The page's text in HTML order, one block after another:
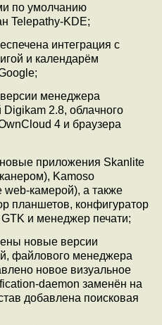
по умолчанию
Telepathy-KDE;
интеграция с
и календарём
менеджера
2.8, облачного
4 и браузера
приложения Skanlite
Kamoso
web-камерой), а также
планшетов, конфигуратор
и менеджер печати;
новые версии
файлового менеджера
новое визуальное
daemon заменён на
добавлена поисковая